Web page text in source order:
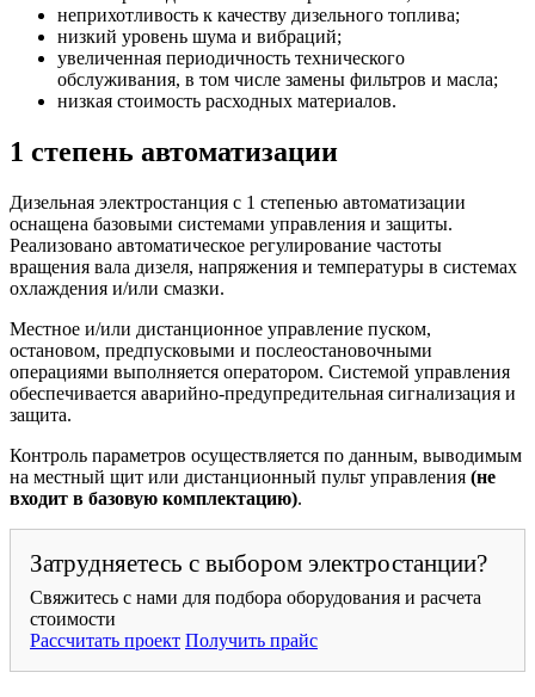
неприхотливость к качеству дизельного топлива;
низкий уровень шума и вибраций;
увеличенная периодичность технического
обслуживания, в том числе замены фильтров и масла;
низкая стоимость расходных материалов.
1 степень автоматизации
Дизельная электростанция с 1 степенью автоматизации
оснащена базовыми системами управления и защиты.
Реализовано автоматическое регулирование частоты
вращения вала дизеля, напряжения и температуры в системах
охлаждения и/или смазки.
Местное и/или дистанционное управление пуском,
остановом, предпусковыми и послеостановочными
операциями выполняется оператором. Системой управления
обеспечивается аварийно-предупредительная сигнализация и
защита.
Контроль параметров осуществляется по данным, выводимым
на местный щит или дистанционный пульт управления (не
входит в базовую комплектацию).
Затрудняетесь с выбором электростанции?
Свяжитесь с нами для подбора оборудования и расчета
стоимости
Рассчитать проект Получить прайс